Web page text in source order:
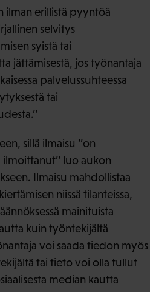
ilman erillistä pyyntöä
selvitys
syistä tai
jättämisestä, jos työnantaja
palvelussuhteessa
tai
sillä ilmaisu ’’on
luo aukon
Ilmaisu mahdollistaa
niissä tilanteissa,
mainituista
kuin työntekijältä
voi saada tiedon myös
tai tieto voi olla tullut
median kautta